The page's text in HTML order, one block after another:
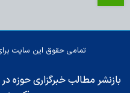
تمامی حقوق این سایت
بازنشر مطالب خبرگزاری حوزه